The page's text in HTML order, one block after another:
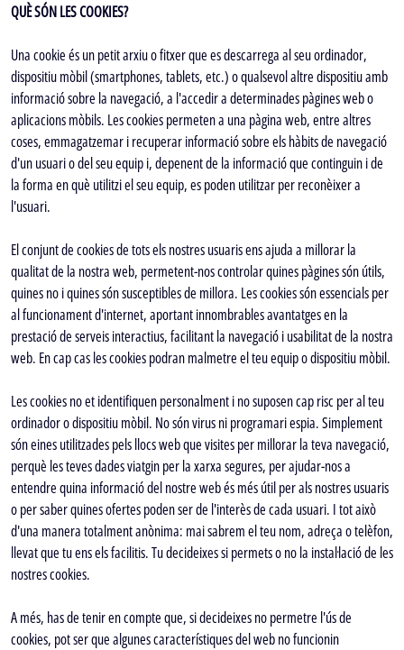
QUÈ SÓN LES COOKIES?
Una cookie és un petit arxiu o fitxer que es descarrega al seu ordinador,
dispositiu mòbil (smartphones, tablets, etc.) o qualsevol altre dispositiu amb
informació sobre la navegació, a l'accedir a determinades pàgines web o
aplicacions mòbils. Les cookies permeten a una pàgina web, entre altres
coses, emmagatzemar i recuperar informació sobre els hàbits de navegació
d'un usuari o del seu equip i, depenent de la informació que continguin i de
la forma en què utilitzi el seu equip, es poden utilitzar per reconèixer a
l'usuari.
El conjunt de cookies de tots els nostres usuaris ens ajuda a millorar la
qualitat de la nostra web, permetent-nos controlar quines pàgines són útils,
quines no i quines són susceptibles de millora. Les cookies són essencials per
al funcionament d'internet, aportant innombrables avantatges en la
prestació de serveis interactius, facilitant la navegació i usabilitat de la nostra
web. En cap cas les cookies podran malmetre el teu equip o dispositiu mòbil.
Les cookies no et identifiquen personalment i no suposen cap risc per al teu
ordinador o dispositiu mòbil. No són virus ni programari espia. Simplement
són eines utilitzades pels llocs web que visites per millorar la teva navegació,
perquè les teves dades viatgin per la xarxa segures, per ajudar-nos a
entendre quina informació del nostre web és més útil per als nostres usuaris
o per saber quines ofertes poden ser de l'interès de cada usuari. I tot això
d'una manera totalment anònima: mai sabrem el teu nom, adreça o telèfon,
llevat que tu ens els facilitis. Tu decideixes si permets o no la instal·lació de les
nostres cookies.
A més, has de tenir en compte que, si decideixes no permetre l'ús de
cookies, pot ser que algunes característiques del web no funcionin